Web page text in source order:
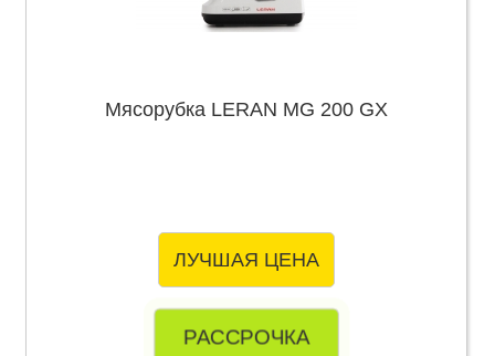
Мясорубка LERAN MG 200 GX
ЛУЧШАЯ ЦЕНА
РАССРОЧКА